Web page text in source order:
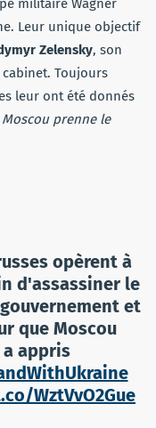
militaire Wagner
Leur unique objectif
Zelensky, son
Toujours
leur ont été donnés
prenne le
opèrent à
d'assassiner le
et
que Moscou
appris
WztVvO2Gue